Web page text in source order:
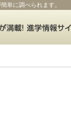
単に調べられます。